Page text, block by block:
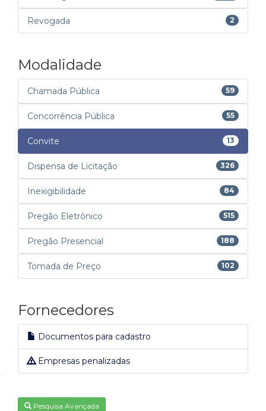
Revogada 2
Modalidade
Chamada Pública 59
Concorrência Pública 55
Convite 13
Dispensa de Licitação 326
Inexigibilidade 84
Pregão Eletrônico 515
Pregão Presencial 188
Tomada de Preço 102
Fornecedores
Documentos para cadastro
Empresas penalizadas
Pesquisa Avançada